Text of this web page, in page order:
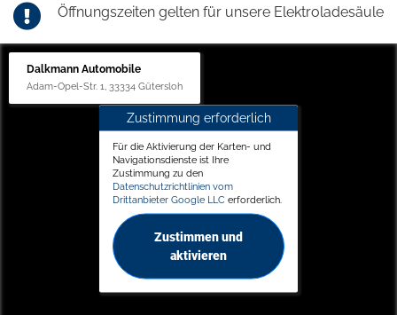
Öffnungszeiten gelten für unsere Elektroladesäule
Dalkmann Automobile
Adam-Opel-Str. 1, 33334 Gütersloh
Zustimmung erforderlich
Für die Aktivierung der Karten- und
Navigationsdienste ist Ihre
Zustimmung zu den
Datenschutzrichtlinien vom
Drittanbieter Google LLC erforderlich.
Zustimmen und
aktivieren